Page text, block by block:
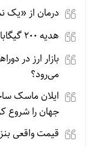
درمان از «یک
هدیه ۲۰۰ گیگابایتی دولت برای خبرنگاران ایرانسلی
بازار ارز در
می‌رود؟
ایلان ماسک
جهان را شروع
قیمت واقعی